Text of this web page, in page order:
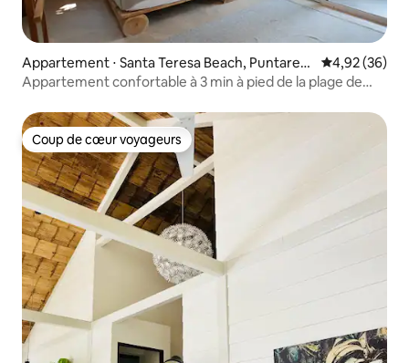
Appartement ⋅ Santa Teresa Beach, Puntaren
as
Évaluation
4,92 (36)
Appartement confortable à 3 min à pied de la plage de
Coup de cœur voyageurs
Coup de cœur voyageurs